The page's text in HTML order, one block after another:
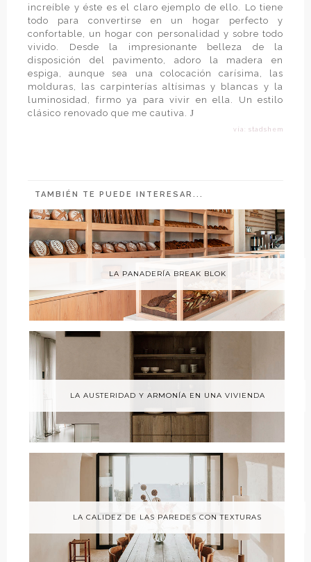
increíble y éste es el claro ejemplo de ello. Lo tiene
todo para convertirse en un hogar perfecto y
confortable, un hogar con personalidad y sobre todo
vivido. Desde la impresionante belleza de la
disposición del pavimento, adoro la madera en
espiga, aunque sea una colocación carísima, las
molduras, las carpinterías altísimas y blancas y la
luminosidad, firmo ya para vivir en ella. Un estilo
clásico renovado que me cautiva. J
vía: stadshem
TAMBIÉN TE PUEDE INTERESAR...
LA PANADERÍA BREAK BLOK
LA AUSTERIDAD Y ARMONÍA EN UNA VIVIENDA
LA CALIDEZ DE LAS PAREDES CON TEXTURAS